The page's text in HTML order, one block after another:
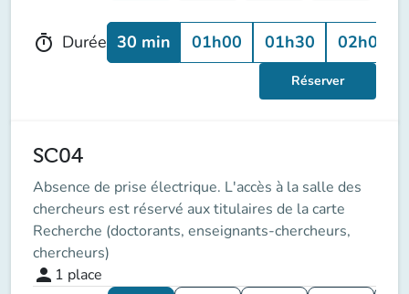
timer Durée 30 min 01h00 01h30 02h00
Réserver
SC04
Absence de prise électrique. L'accès à la salle des
chercheurs est réservé aux titulaires de la carte
Recherche (doctorants, enseignants-chercheurs,
chercheurs)
person 1 place